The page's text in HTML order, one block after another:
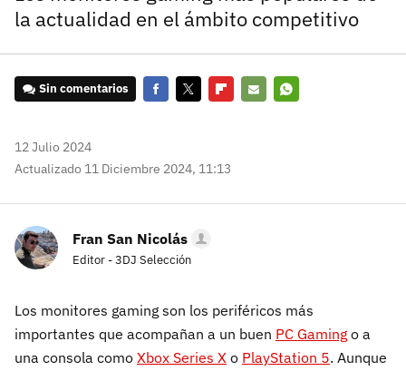
la actualidad en el ámbito competitivo
Sin comentarios
12 Julio 2024
Actualizado 11 Diciembre 2024, 11:13
Fran San Nicolás
Editor - 3DJ Selección
Los monitores gaming son los periféricos más
importantes que acompañan a un buen PC Gaming o a
una consola como Xbox Series X o PlayStation 5. Aunque